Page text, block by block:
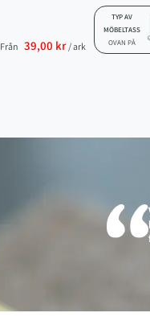
Från 39,00 kr / ark
TYP AV
MÖBELTASS
OVAN PÅ